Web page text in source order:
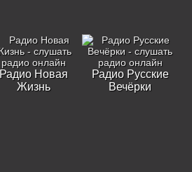
Радио Новая
Жизнь
Радио Русские
Вечёрки